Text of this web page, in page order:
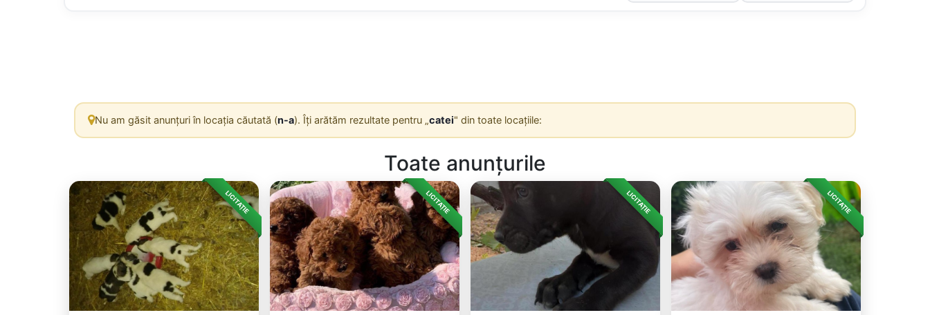
Nu am găsit anunțuri în locația căutată (n-a). Îți arătăm rezultate pentru „catei" din toate locațiile:
Toate anunțurile
LICITAȚIE LICITAȚIE LICITAȚIE LICITAȚIE